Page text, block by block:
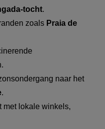
tocht.
zoals Praia de
naar het
.
met lokale winkels,